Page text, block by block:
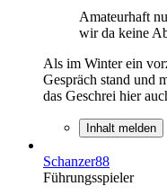
Amateurhaft
wir da keine
Als im Winter ein
Gespräch stand und
das Geschrei hier
Inhalt melden
Schanzer88
Führungsspieler